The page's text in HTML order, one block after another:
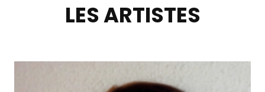
LES ARTISTES